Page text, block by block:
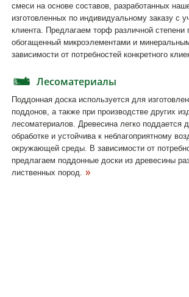
смеси на основе составов, разработанных
изготовленных по индивидуальному заказу с
клиента. Предлагаем торф различной степени
обогащенный микроэлементами и
зависимости от потребностей конкретного
Лесоматериалы
Поддонная доска используется для
поддонов, а также при производстве других
лесоматериалов. Древесина легко поддается
обработке и устойчива к неблагоприятному
окружающей среды. В зависимости от
предлагаем поддонные доски из древесины
лиственных пород.